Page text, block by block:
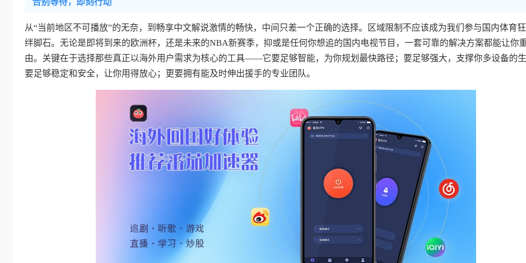
从“当前地区不可播放”的无奈，到畅享中文解说激情的畅快，中间只差一个正确的选择。区域限制不应该成为我们参与国内体育
绊脚石。无论是即将到来的欧洲杯，还是未来的NBA新赛季，抑或是任何你想追的国内电视节目，一套可靠的解决方案都能让你
由。关键在于选择那些真正以海外用户需求为核心的工具——它要足够智能，为你规划最快路径；要足够强大，支撑你多设备的生
要足够稳定和安全，让你用得放心；更要拥有能及时伸出援手的专业团队。